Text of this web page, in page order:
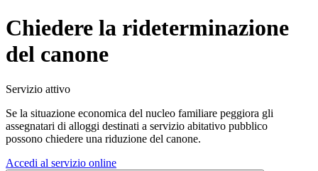
Chiedere la rideterminazione
del canone
Servizio attivo
Se la situazione economica del nucleo familiare peggiora gli
assegnatari di alloggi destinati a servizio abitativo pubblico
possono chiedere una riduzione del canone.
Accedi al servizio online